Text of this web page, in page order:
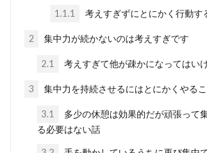
1.1.1 考えすぎずにとにかく行動す
2 集中力が続かないのは考えすぎです
2.1 考えすぎて他が疎かになってはい
3 集中力を持続させるにはとにかくやる
3.1
多少の休憩は効果的だが頑張って
る必要はない話